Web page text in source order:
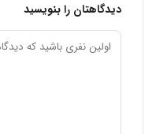
دیدگاهتان را بنویسید